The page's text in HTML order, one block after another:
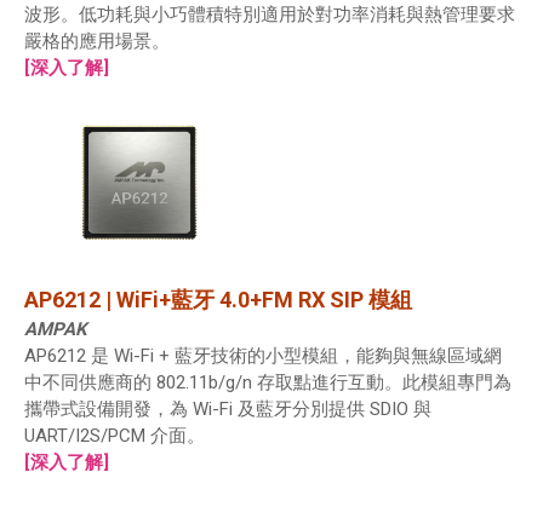
波形。低功耗與小巧體積特別適用於對功率消耗與熱管理要求
嚴格的應用場景。
[深入了解]
AP6212 | WiFi+藍牙 4.0+FM RX SIP 模組
AMPAK
AP6212 是 Wi-Fi + 藍牙技術的小型模組，能夠與無線區域網
中不同供應商的 802.11b/g/n 存取點進行互動。此模組專門為
攜帶式設備開發，為 Wi-Fi 及藍牙分別提供 SDIO 與
UART/I2S/PCM 介面。
[深入了解]